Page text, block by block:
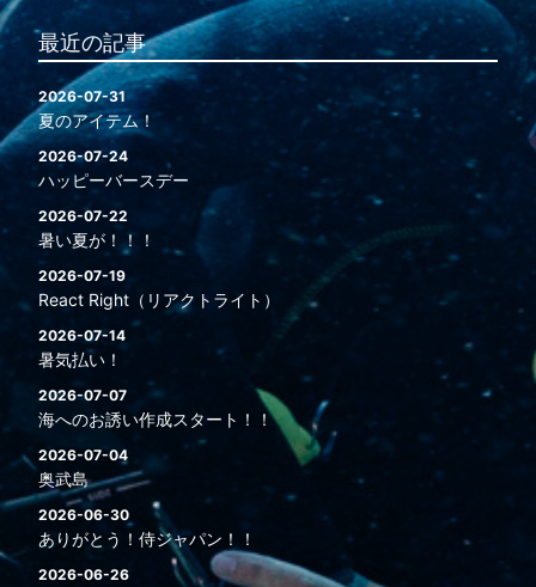
最近の記事
2026-07-31
夏のアイテム！
2026-07-24
ハッピーバースデー
2026-07-22
暑い夏が！！！
2026-07-19
React Right（リアクトライト）
2026-07-14
暑気払い！
2026-07-07
海へのお誘い作成スタート！！
2026-07-04
奥武島
2026-06-30
ありがとう！侍ジャパン！！
2026-06-26